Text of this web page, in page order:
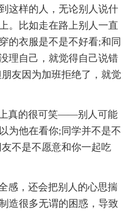
样的人，无论别人说什
。比如走在路上别人一直
的衣服是不是不好看;和同
理自己，就觉得自己说错
友因为加班拒绝了，就觉
真的很可笑——别人可能
为他在看你;同学并不是不
不是不愿意和你一起吃
，还会把别人的心思揣
造很多无谓的困惑，导致